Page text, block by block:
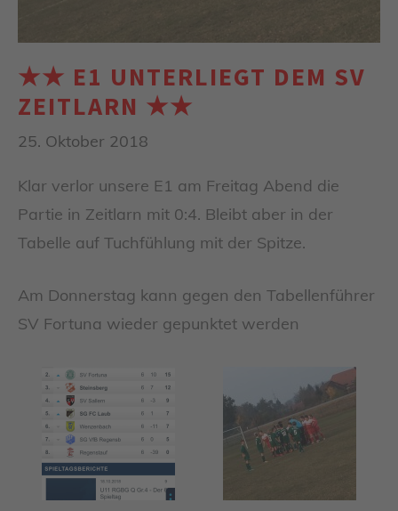
★★ E1 UNTERLIEGT DEM SV
ZEITLARN ★★
25. Oktober 2018
Klar verlor unsere E1 am Freitag Abend die
Partie in Zeitlarn mit 0:4. Bleibt aber in der
Tabelle auf Tuchfühlung mit der Spitze.
Am Donnerstag kann gegen den Tabellenführer
SV Fortuna wieder gepunktet werden